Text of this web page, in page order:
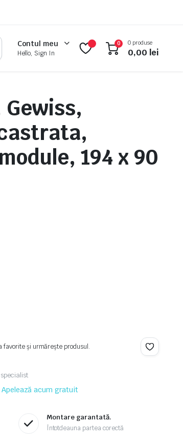
Contul meu
Hello, Sign In
0 0 produse
0,00 lei
194 x 90
favorite și urmărește produsul.
Apelează acum gratuit
Montare garantată.
Întotdeauna partea corectă